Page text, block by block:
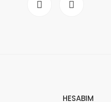
HESABIM